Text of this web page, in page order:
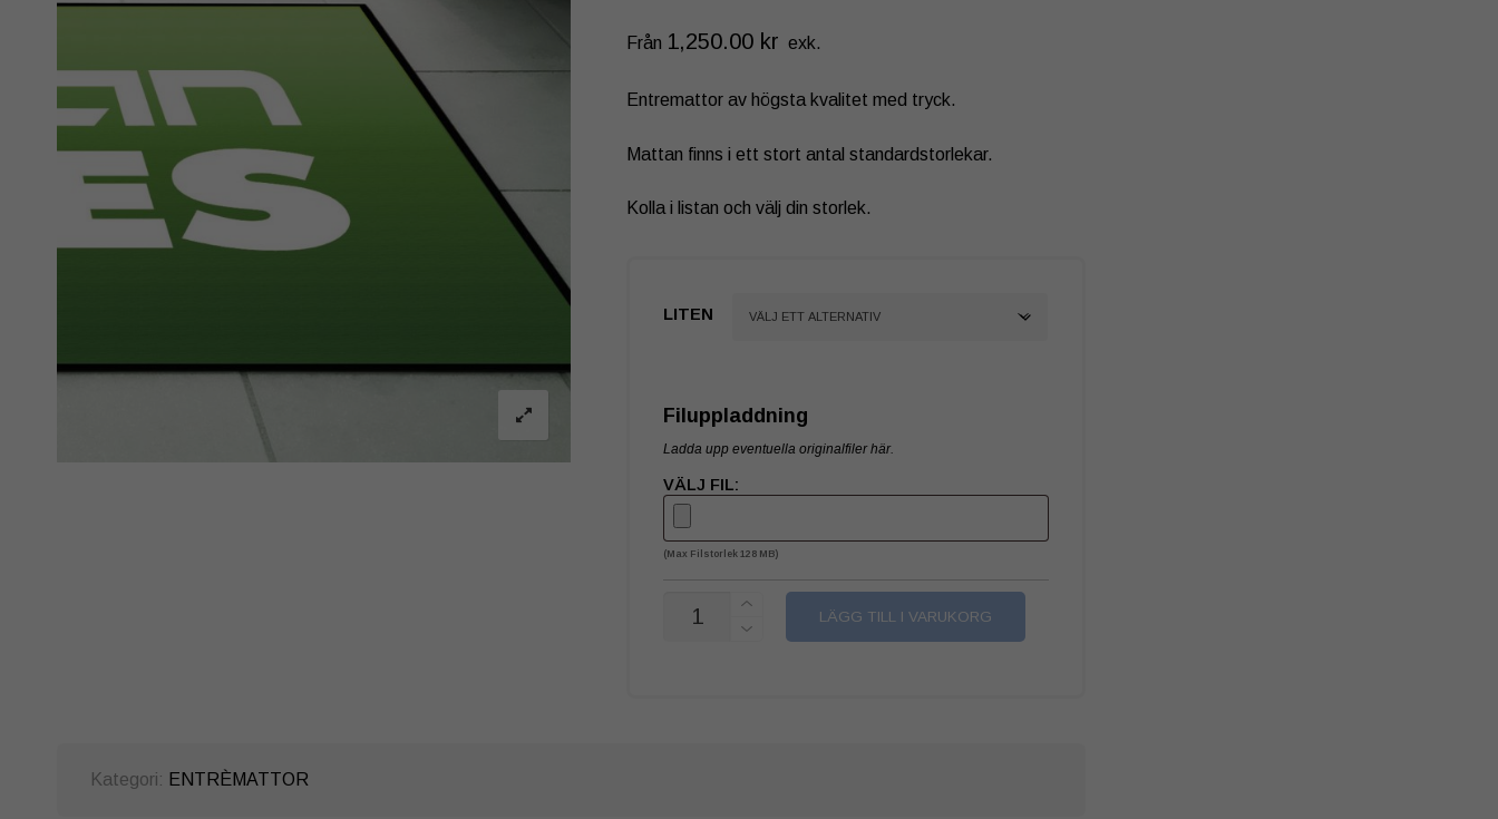
Från 1,250.00 kr exk.
Entremattor av högsta kvalitet med tryck.
Mattan finns i ett stort antal standardstorlekar.
Kolla i listan och välj din storlek.
LITEN
Filuppladdning
Ladda upp eventuella originalfiler här.
VÄLJ FIL:
(max Filstorlek 128 MB)
LÄGG TILL I VARUKORG
Kategori: ENTRÈMATTOR